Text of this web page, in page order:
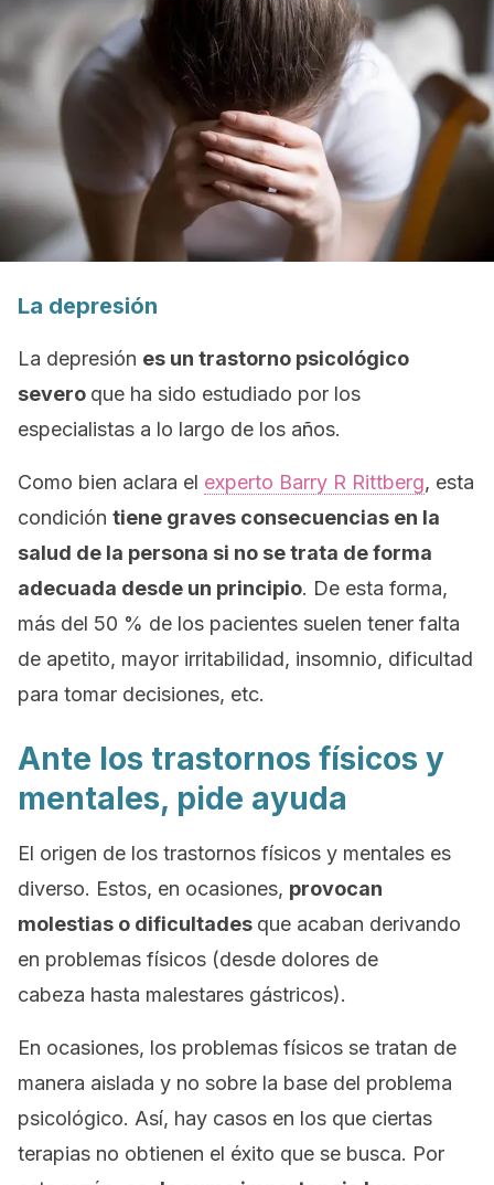
La depresión
La depresión es un trastorno psicológico
severo que ha sido estudiado por los
especialistas a lo largo de los años.
Como bien aclara el experto Barry R Rittberg, esta
condición tiene graves consecuencias en la
salud de la persona si no se trata de forma
adecuada desde un principio. De esta forma,
más del 50 % de los pacientes suelen tener falta
de apetito, mayor irritabilidad, insomnio, dificultad
para tomar decisiones, etc.
Ante los trastornos físicos y
mentales, pide ayuda
El origen de los trastornos físicos y mentales es
diverso. Estos, en ocasiones, provocan
molestias o dificultades que acaban derivando
en problemas físicos (desde dolores de
cabeza hasta malestares gástricos).
En ocasiones, los problemas físicos se tratan de
manera aislada y no sobre la base del problema
psicológico. Así, hay casos en los que ciertas
terapias no obtienen el éxito que se busca. Por